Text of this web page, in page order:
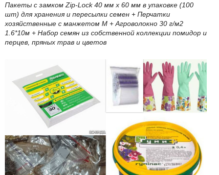
Пакеты с замком Zip-Lock 40 мм х 60 мм в упаковке (100
шт) для хранения и пересылки семен + Перчатки
хозяйственные с манжетом М + Агроволокно 30 г/м2
1.6*10м + Набор семян из собственной коллекции помидор и
перцев, пряных трав и цветов